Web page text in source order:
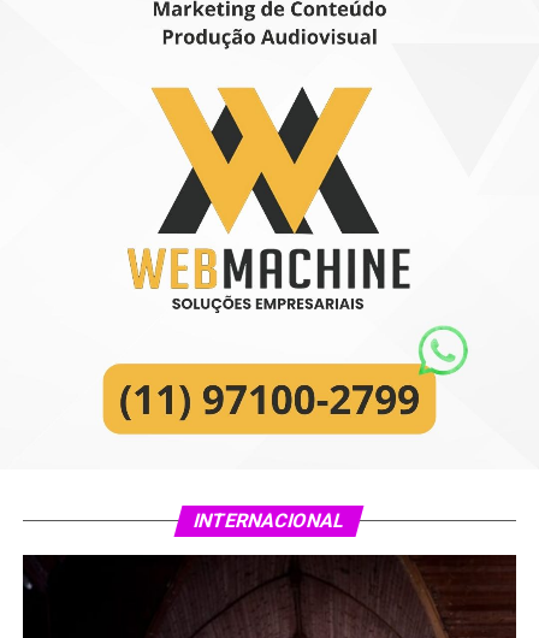
INTERNACIONAL